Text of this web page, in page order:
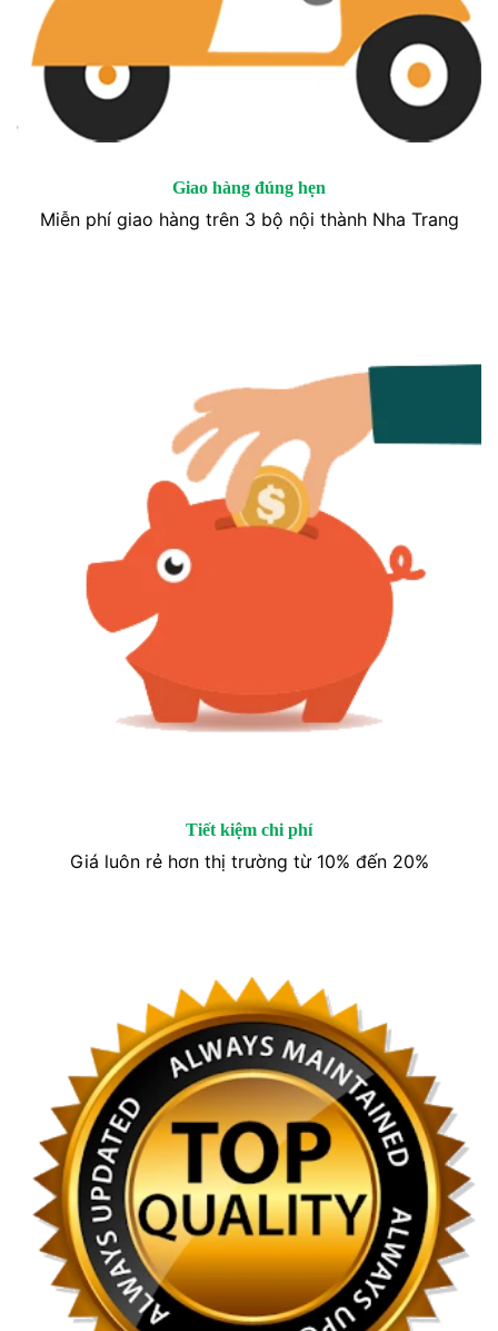
Giao hàng đúng hẹn
Miễn phí giao hàng trên 3 bộ nội thành Nha Trang
Tiết kiệm chi phí
Giá luôn rẻ hơn thị trường từ 10% đến 20%